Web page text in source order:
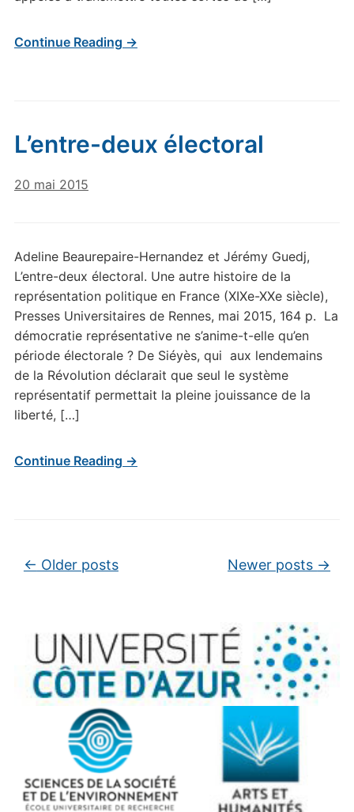
Continue Reading →
L’entre-deux électoral
20 mai 2015
Adeline Beaurepaire-Hernandez et Jérémy Guedj,
L’entre-deux électoral. Une autre histoire de la
représentation politique en France (XIXe-XXe siècle),
Presses Universitaires de Rennes, mai 2015, 164 p. La
démocratie représentative ne s’anime-t-elle qu’en
période électorale ? De Siéyès, qui aux lendemains
de la Révolution déclarait que seul le système
représentatif permettait la pleine jouissance de la
liberté, […]
Continue Reading →
Post navigation
← Older posts Newer posts →